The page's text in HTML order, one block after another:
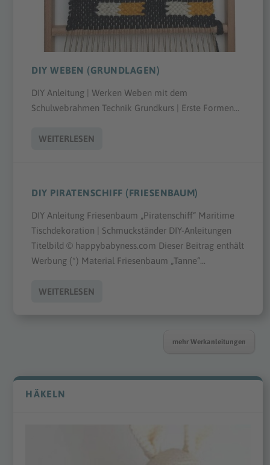
DIY WEBEN (GRUNDLAGEN)
DIY Anleitung | Werken Weben mit dem
Schulwebrahmen Technik Grundkurs | Erste Formen...
WEITERLESEN
DIY PIRATENSCHIFF (FRIESENBAUM)
DIY Anleitung Friesenbaum „Piratenschiff“ Maritime
Tischdekoration | Schmuckständer DIY-Anleitungen
Titelbild © happybabyness.com Dieser Beitrag enthält
Werbung (*) Material Friesenbaum „Tanne“...
WEITERLESEN
mehr Werkanleitungen
HÄKELN